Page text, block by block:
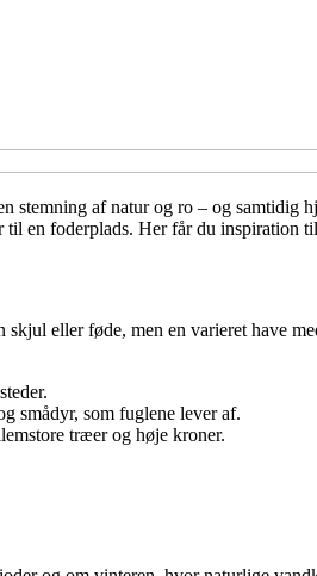
af natur og ro – og samtidig
en foderplads. Her får du inspiration
eller føde, men en varieret have
smådyr, som fuglene lever af.
træer og høje kroner.